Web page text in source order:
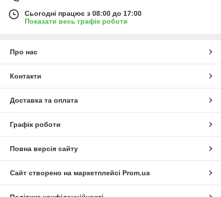
Сьогодні працює з 08:00 до 17:00
Показати весь графік роботи
Про нас
Контакти
Доставка та оплата
Графік роботи
Повна версія сайту
Сайт створено на маркетплейсі Prom.ua